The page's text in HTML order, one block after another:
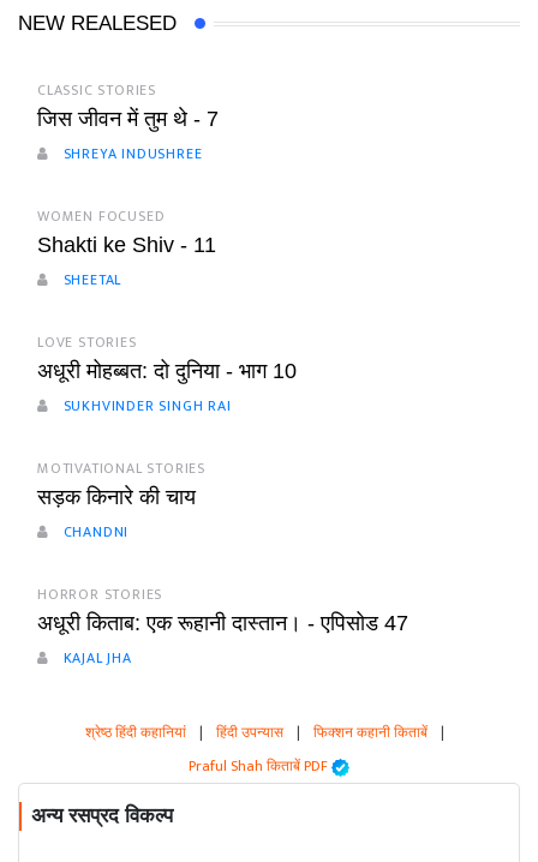
NEW REALESED
CLASSIC STORIES
जिस जीवन में तुम थे - 7
SHREYA INDUSHREE
WOMEN FOCUSED
Shakti ke Shiv - 11
SHEETAL
LOVE STORIES
अधूरी मोहब्बत: दो दुनिया - भाग 10
SUKHVINDER SINGH RAI
MOTIVATIONAL STORIES
सड़क किनारे की चाय
CHANDNI
HORROR STORIES
अधूरी किताब: एक रूहानी दास्तान। - एपिसोड 47
KAJAL JHA
श्रेष्ठ हिंदी कहानियां | हिंदी उपन्यास | फिक्शन कहानी किताबें |
Praful Shah किताबें PDF
अन्य रसप्रद विकल्प